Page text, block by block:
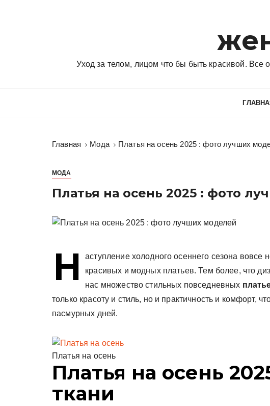
Уход за телом, лицом что бы быть красивой.
Главная Мода Платья на осень 2025 : фото лучших
МОДА
Платья на осень 2025 : фото
Н
аступление холодного осеннего сезона вовсе
красивых и модных платьев. Тем более, что
нас множество стильных повседневных
только красоту и стиль, но и практичность и комфорт,
пасмурных дней.
Платья на осень
Платья на осень
ткани